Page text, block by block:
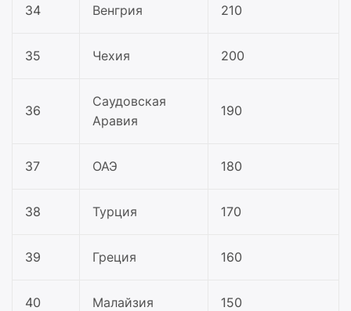
34 Венгрия 210
35 Чехия 200
36
Саудовская
Аравия
190
37 ОАЭ 180
38 Турция 170
39 Греция 160
40 Малайзия 150